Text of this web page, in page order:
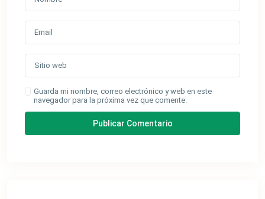
Guarda mi nombre, correo electrónico y web en este
navegador para la próxima vez que comente.